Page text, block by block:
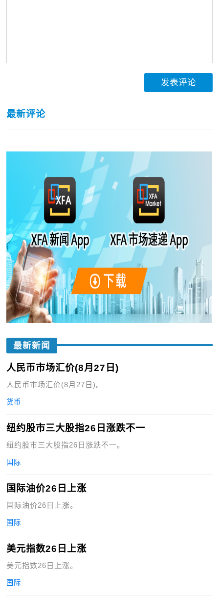
发表评论
最新评论
最新新闻
人民币市场汇价(8月27日)
人民币市场汇价(8月27日)。
货币
纽约股市三大股指26日涨跌不一
纽约股市三大股指26日涨跌不一。
国际
国际油价26日上涨
国际油价26日上涨。
国际
美元指数26日上涨
美元指数26日上涨。
国际